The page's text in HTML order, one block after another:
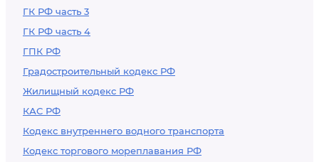
ГК РФ часть 3
ГК РФ часть 4
ГПК РФ
Градостроительный кодекс РФ
Жилищный кодекс РФ
КАС РФ
Кодекс внутреннего водного транспорта
Кодекс торгового мореплавания РФ